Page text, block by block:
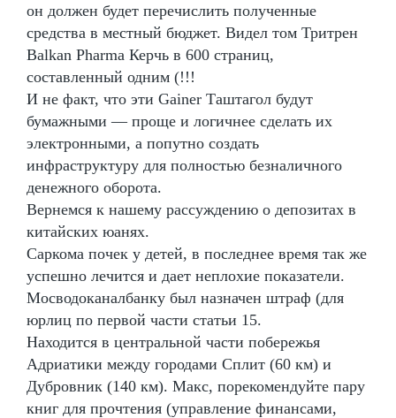
он должен будет перечислить полученные
средства в местный бюджет. Видел том Тритрен
Balkan Pharma Керчь в 600 страниц,
составленный одним (!!!
И не факт, что эти Gainer Таштагол будут
бумажными — проще и логичнее сделать их
электронными, а попутно создать
инфраструктуру для полностью безналичного
денежного оборота.
Вернемся к нашему рассуждению о депозитах в
китайских юанях.
Саркома почек у детей, в последнее время так же
успешно лечится и дает неплохие показатели.
Мосводоканалбанку был назначен штраф (для
юрлиц по первой части статьи 15.
Находится в центральной части побережья
Адриатики между городами Сплит (60 км) и
Дубровник (140 км). Макс, порекомендуйте пару
книг для прочтения (управление финансами,